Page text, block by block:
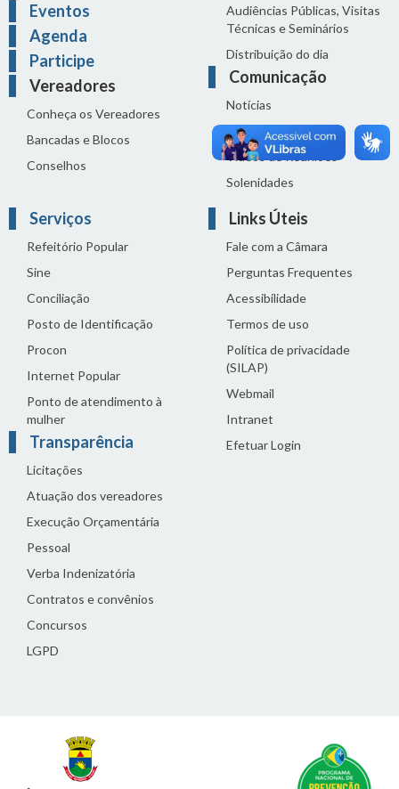
Eventos
Agenda
Participe
Vereadores
Conheça os Vereadores
Bancadas e Blocos
Conselhos
Audiências Públicas, Visitas
Técnicas e Seminários
Distribuição do dia
Comunicação
Notícias
Sala de Imprensa
Vídeos de Reuniões
Solenidades
Serviços
Refeitório Popular
Sine
Conciliação
Posto de Identificação
Procon
Internet Popular
Ponto de atendimento à
mulher
Transparência
Licitações
Atuação dos vereadores
Execução Orçamentária
Pessoal
Verba Indenizatória
Contratos e convênios
Concursos
LGPD
Links Úteis
Fale com a Câmara
Perguntas Frequentes
Acessibilidade
Termos de uso
Política de privacidade
(SILAP)
Webmail
Intranet
Efetuar Login